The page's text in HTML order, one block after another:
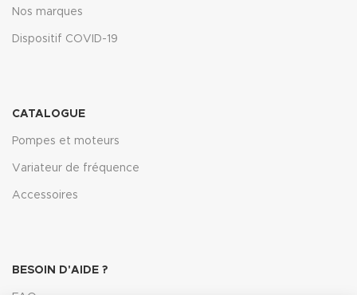
Nos marques
Dispositif COVID-19
CATALOGUE
Pompes et moteurs
Variateur de fréquence
Accessoires
BESOIN D'AIDE ?